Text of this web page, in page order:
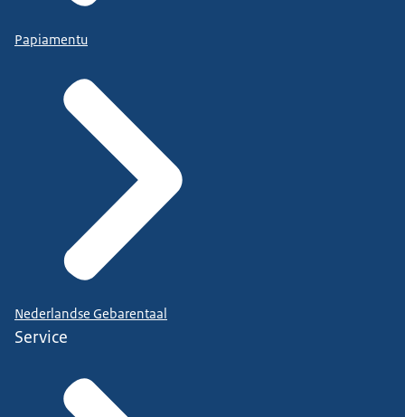
Papiamentu
Nederlandse Gebarentaal
Service